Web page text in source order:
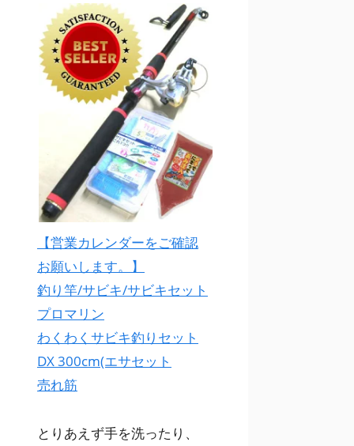
【営業カレンダーをご確認
お願いします。】
釣り竿/サビキ/サビキセット
プロマリン
わくわくサビキ釣りセット
DX 300cm(エサセット
売れ筋
とりあえず手を洗ったり、